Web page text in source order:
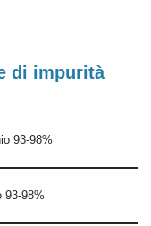
di impurità
93-98%
93-98%